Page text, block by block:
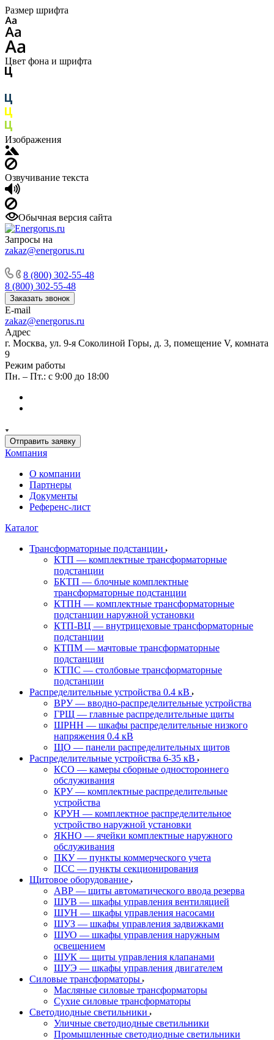
Размер шрифта
Цвет фона и шрифта
Изображения
Озвучивание текста
Обычная версия сайта
Запросы на
zakaz@energorus.ru
8 (800) 302-55-48
8 (800) 302-55-48
Заказать звонок
E-mail
zakaz@energorus.ru
Адрес
г. Москва, ул. 9-я Соколиной Горы, д. 3, помещение V, комната
9
Режим работы
Пн. – Пт.: с 9:00 до 18:00
Отправить заявку
Компания
О компании
Партнеры
Документы
Референс-лист
Каталог
Трансформаторные подстанции
КТП — комплектные трансформаторные
подстанции
БКТП — блочные комплектные
трансформаторные подстанции
КТПН — комплектные трансформаторные
подстанции наружной установки
КТП-ВЦ — внутрицеховые трансформаторные
подстанции
КТПМ — мачтовые трансформаторные
подстанции
КТПС — столбовые трансформаторные
подстанции
Распределительные устройства 0.4 кВ
ВРУ — вводно-распределительные устройства
ГРЩ — главные распределительные щиты
ШРНН — шкафы распределительные низкого
напряжения 0.4 кВ
ЩО — панели распределительных щитов
Распределительные устройства 6-35 кВ
КСО — камеры сборные одностороннего
обслуживания
КРУ — комплектные распределительные
устройства
КРУН — комплектное распределительное
устройство наружной установки
ЯКНО — ячейки комплектные наружного
обслуживания
ПКУ — пункты коммерческого учета
ПСС — пункты секционирования
Щитовое оборудование
АВР — щиты автоматического ввода резерва
ШУВ — шкафы управления вентиляцией
ШУН — шкафы управления насосами
ШУЗ — шкафы управления задвижками
ШУО — шкафы управления наружным
освещением
ШУК — щиты управления клапанами
ШУЭ — шкафы управления двигателем
Силовые трансформаторы
Масляные силовые трансформаторы
Сухие силовые трансформаторы
Светодиодные светильники
Уличные светодиодные светильники
Промышленные светодиодные светильники